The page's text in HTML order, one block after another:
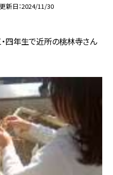
更新日 2024/11/30
四年生で近所の桃林寺さん